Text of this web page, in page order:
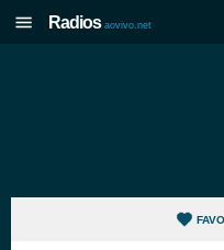
Radios aovivo.net